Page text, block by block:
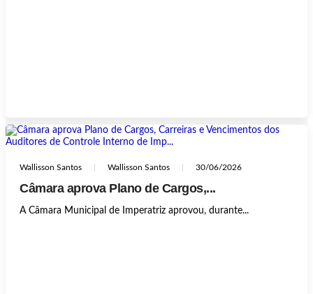
Wallisson Santos Wallisson Santos 30/06/2026
Câmara aprova Plano de Cargos,...
A Câmara Municipal de Imperatriz aprovou, durante...